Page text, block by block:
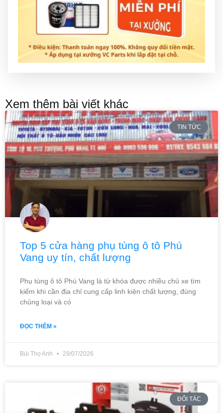
Xem thêm bài viết khác
TIN TỨC
Top 5 cửa hàng phụ tùng ô tô Phú
Vang uy tín, chất lượng
Phụ tùng ô tô Phú Vang là từ khóa được nhiều chủ xe tìm
kiếm khi cần địa chỉ cung cấp linh kiện chất lượng, đúng
chủng loại và có
ĐỌC THÊM »
Bùi Thọ Anh 29/07/2026
ĐỐI TÁC